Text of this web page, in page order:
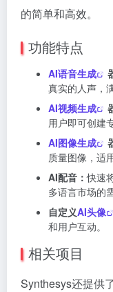
的简单和高效。
功能特点
AI语音生成
真实的人声，
AI视频生成
用户即可创建
AI图像生成
质量图像，适
AI配音：快速
多语言市场的
自定义AI头像
和用户互动。
相关项目
Synthesys还提供